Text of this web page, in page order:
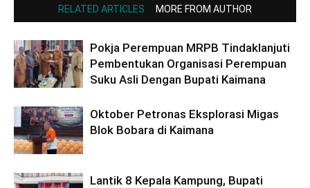
RELATED ARTICLES MORE FROM AUTHOR
Pokja Perempuan MRPB Tindaklanjuti
Pembentukan Organisasi Perempuan
Suku Asli Dengan Bupati Kaimana
Oktober Petronas Eksplorasi Migas
Blok Bobara di Kaimana
Lantik 8 Kepala Kampung, Bupati